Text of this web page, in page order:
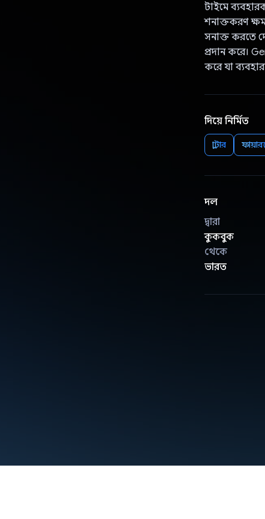
টাইমে
শনাক্তকরণ
সনাক্ত করতে
প্রদান করে।
করে যা
দিয়ে নির্মিত
ফ্লাটার
দল
দ্বারা
কুকবুক
থেকে
ভারত